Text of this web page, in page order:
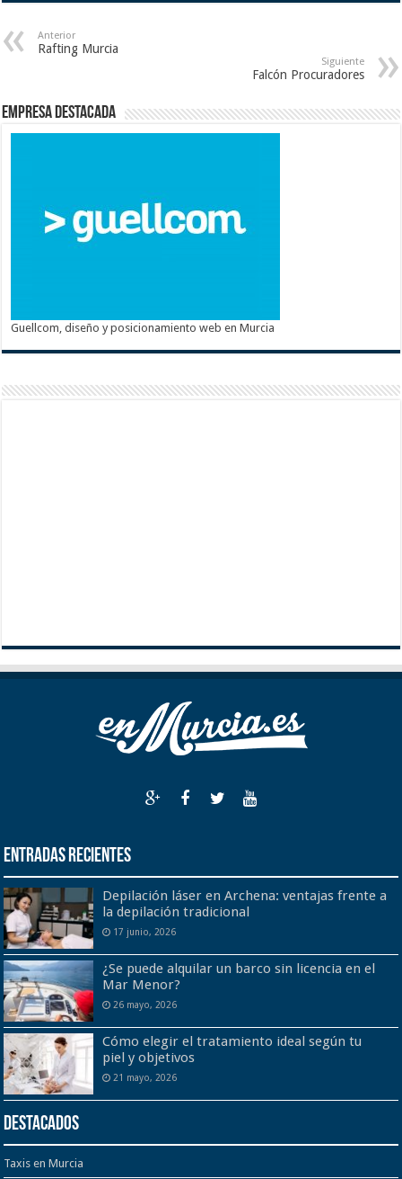
Anterior
Rafting Murcia
Siguiente
Falcón Procuradores
Empresa destacada
Guellcom, diseño y posicionamiento web en Murcia
Entradas recientes
Depilación láser en Archena: ventajas frente a
la depilación tradicional
17 junio, 2026
¿Se puede alquilar un barco sin licencia en el
Mar Menor?
26 mayo, 2026
Cómo elegir el tratamiento ideal según tu
piel y objetivos
21 mayo, 2026
Destacados
Taxis en Murcia